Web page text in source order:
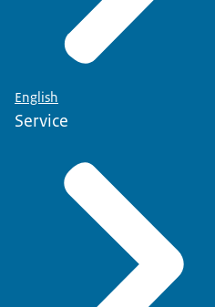
English
Service